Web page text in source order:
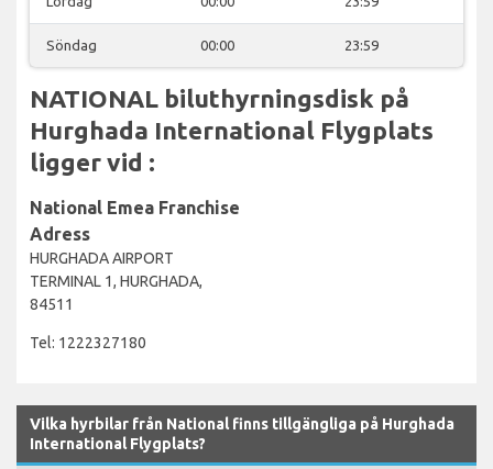
Söndag 00:00 23:59
NATIONAL biluthyrningsdisk på
Hurghada International Flygplats
ligger vid :
National Emea Franchise
Adress
HURGHADA AIRPORT
TERMINAL 1, HURGHADA,
84511
Tel: 1222327180
Vilka hyrbilar från National finns tillgängliga på Hurghada
International Flygplats?